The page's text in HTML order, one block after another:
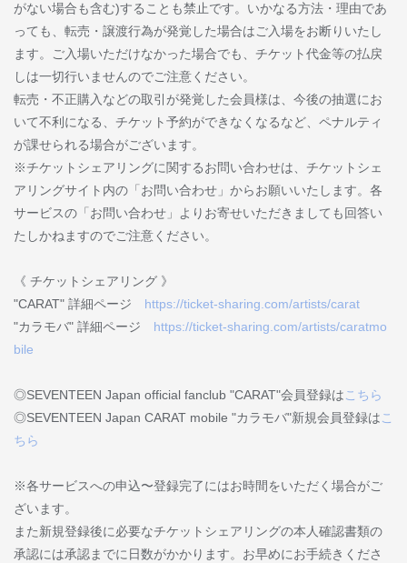
がない場合も含む)することも禁止です。いかなる方法・理由であ
っても、転売・譲渡行為が発覚した場合はご入場をお断りいたし
ます。ご入場いただけなかった場合でも、チケット代金等の払戻
しは一切行いませんのでご注意ください。
転売・不正購入などの取引が発覚した会員様は、今後の抽選にお
いて不利になる、チケット予約ができなくなるなど、ペナルティ
が課せられる場合がございます。
※チケットシェアリングに関するお問い合わせは、チケットシェ
アリングサイト内の「お問い合わせ」からお願いいたします。各
サービスの「お問い合わせ」よりお寄せいただきましても回答い
たしかねますのでご注意ください。
《 チケットシェアリング 》
"CARAT" 詳細ページ https://ticket-sharing.com/artists/carat
"カラモバ" 詳細ページ https://ticket-sharing.com/artists/caratmo
bile
◎SEVENTEEN Japan official fanclub "CARAT"会員登録は こちら
◎SEVENTEEN Japan CARAT mobile "カラモバ"新規会員登録は こ
ちら
※各サービスへの申込〜登録完了にはお時間をいただく場合がご
ざいます。
また新規登録後に必要なチケットシェアリングの本人確認書類の
承認には承認までに日数がかかります。お早めにお手続きくださ